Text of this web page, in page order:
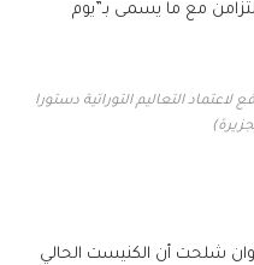
مع ما يسمى بـ”يوم
التعاليم التوراتية دستورا
شلحت أن الكنيست الحالي